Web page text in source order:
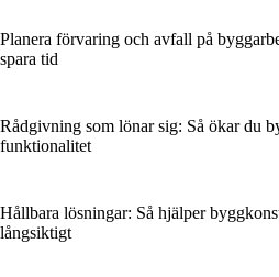
Planera förvaring och avfall på
spara tid
Rådgivning som lönar sig: Så ökar du
funktionalitet
Hållbara lösningar: Så hjälper
långsiktigt